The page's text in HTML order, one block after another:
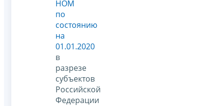
НОМ
по
состоянию
на
01.01.2020
в
разрезе
субъектов
Российской
Федерации